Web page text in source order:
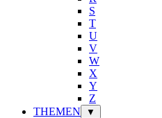
S
T
U
V
W
X
Y
Z
THEMEN
▼